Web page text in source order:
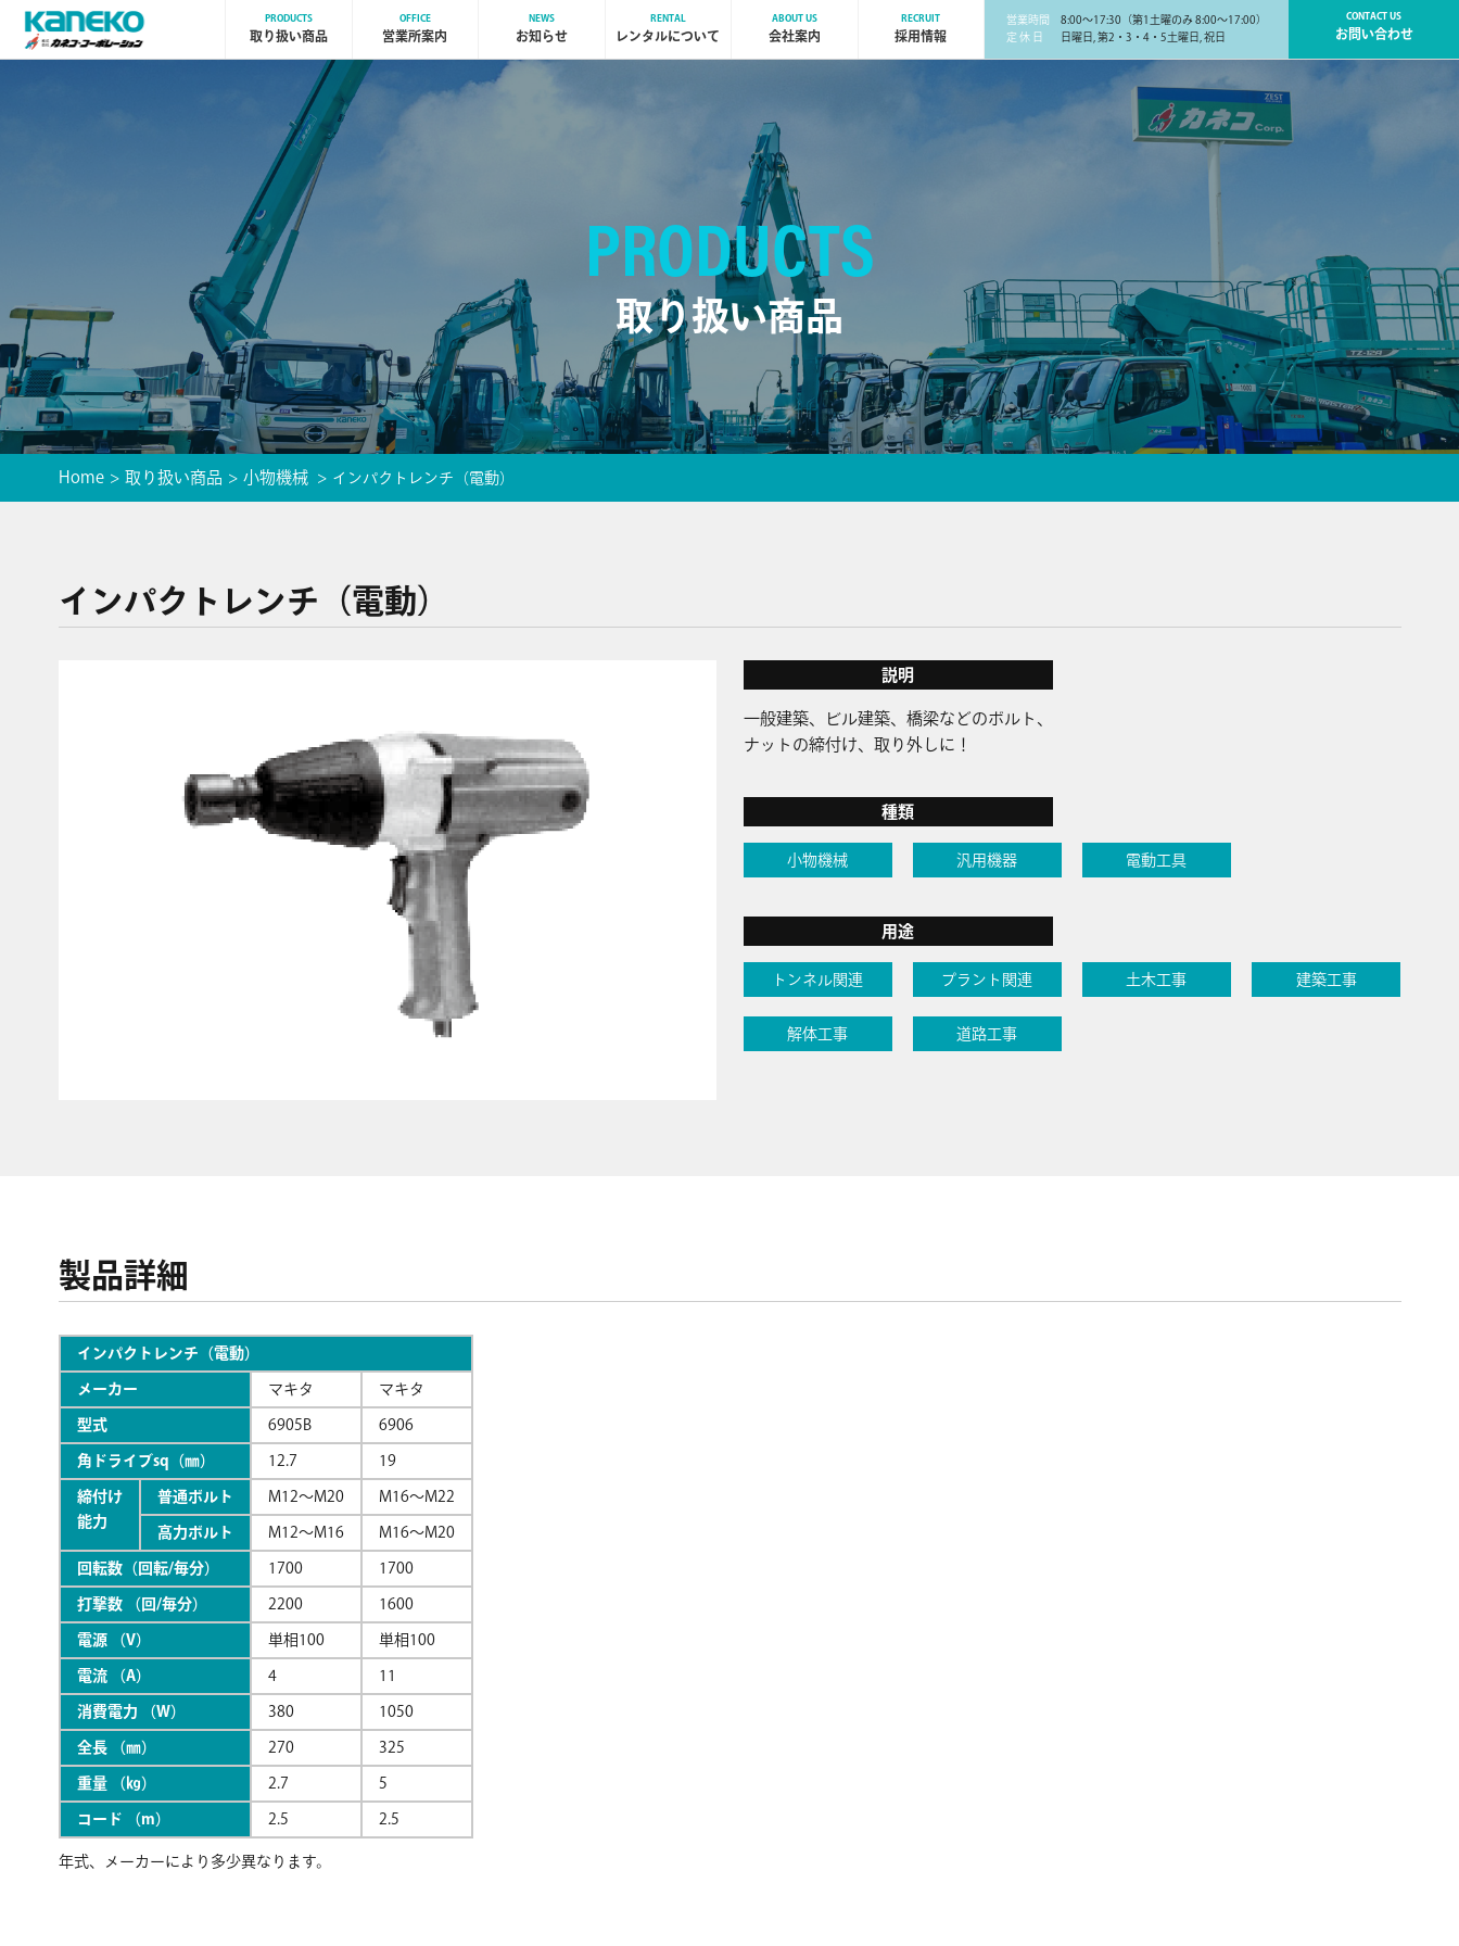
PRODUCTS
取り扱い商品
OFFICE
営業所案内
NEWS
お知らせ
RENTAL
レンタルについて
ABOUT US
会社案内
RECRUIT
採用情報
営業時間
8:00～17:30（第1土曜のみ 8:00～17:00）
定 休 日
日曜日, 第2・3・4・5土曜日, 祝日
CONTACT US
お問い合わせ
PRODUCTS
取り扱い商品
Home 取り扱い商品 小物機械 インパクトレンチ（電動）
インパクトレンチ（電動）
説明
一般建築、ビル建築、橋梁などのボルト、
ナットの締付け、取り外しに！
種類
小物機械 汎用機器 電動工具
用途
トンネル関連 プラント関連 土木工事 建築工事
解体工事 道路工事
製品詳細
インパクトレンチ（電動）
メーカー マキタ マキタ
型式 6905B 6906
角ドライブsq（㎜） 12.7 19
締付け
能力
普通ボルト M12〜M20 M16〜M22
高力ボルト M12〜M16 M16〜M20
回転数（回転/毎分） 1700 1700
打撃数 （回/毎分） 2200 1600
電源 （V） 単相100 単相100
電流 （A） 4 11
消費電力 （W） 380 1050
全長 （㎜） 270 325
重量 （㎏） 2.7 5
コード （m） 2.5 2.5
年式、メーカーにより多少異なります。